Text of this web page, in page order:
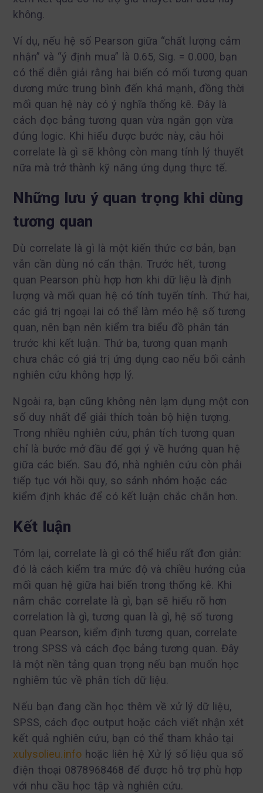
không.
Ví dụ, nếu hệ số Pearson giữa “chất lượng cảm
nhận” và “ý định mua” là 0.65, Sig. = 0.000, bạn
có thể diễn giải rằng hai biến có mối tương quan
dương mức trung bình đến khá mạnh, đồng thời
mối quan hệ này có ý nghĩa thống kê. Đây là
cách đọc bảng tương quan vừa ngắn gọn vừa
đúng logic. Khi hiểu được bước này, câu hỏi
correlate là gì sẽ không còn mang tính lý thuyết
nữa mà trở thành kỹ năng ứng dụng thực tế.
Những lưu ý quan trọng khi dùng
tương quan
Dù correlate là gì là một kiến thức cơ bản, bạn
vẫn cần dùng nó cẩn thận. Trước hết, tương
quan Pearson phù hợp hơn khi dữ liệu là định
lượng và mối quan hệ có tính tuyến tính. Thứ hai,
các giá trị ngoại lai có thể làm méo hệ số tương
quan, nên bạn nên kiểm tra biểu đồ phân tán
trước khi kết luận. Thứ ba, tương quan mạnh
chưa chắc có giá trị ứng dụng cao nếu bối cảnh
nghiên cứu không hợp lý.
Ngoài ra, bạn cũng không nên lạm dụng một con
số duy nhất để giải thích toàn bộ hiện tượng.
Trong nhiều nghiên cứu, phân tích tương quan
chỉ là bước mở đầu để gợi ý về hướng quan hệ
giữa các biến. Sau đó, nhà nghiên cứu còn phải
tiếp tục với hồi quy, so sánh nhóm hoặc các
kiểm định khác để có kết luận chắc chắn hơn.
Kết luận
Tóm lại, correlate là gì có thể hiểu rất đơn giản:
đó là cách kiểm tra mức độ và chiều hướng của
mối quan hệ giữa hai biến trong thống kê. Khi
nắm chắc correlate là gì, bạn sẽ hiểu rõ hơn
correlation là gì, tương quan là gì, hệ số tương
quan Pearson, kiểm định tương quan, correlate
trong SPSS và cách đọc bảng tương quan. Đây
là một nền tảng quan trọng nếu bạn muốn học
nghiêm túc về phân tích dữ liệu.
Nếu bạn đang cần học thêm về xử lý dữ liệu,
SPSS, cách đọc output hoặc cách viết nhận xét
kết quả nghiên cứu, bạn có thể tham khảo tại
xulysolieu.infohoặc liên hệ Xử lý số liệu qua số
điện thoại 0878968468 để được hỗ trợ phù hợp
với nhu cầu học tập và nghiên cứu.